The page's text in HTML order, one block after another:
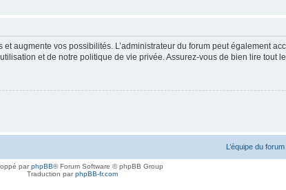
augmente vos possibilités. L’administrateur du forum peut également
et de notre politique de vie privée. Assurez-vous de bien lire tout
L’équipe du forum
parphpBB® Forum Software © phpBB Group
Traduction parphpBB-fr.com